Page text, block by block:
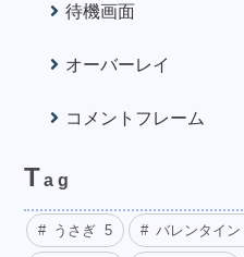
待機画面
オーバーレイ
コメントフレーム
Tag
うさぎ 5 バレンタイン